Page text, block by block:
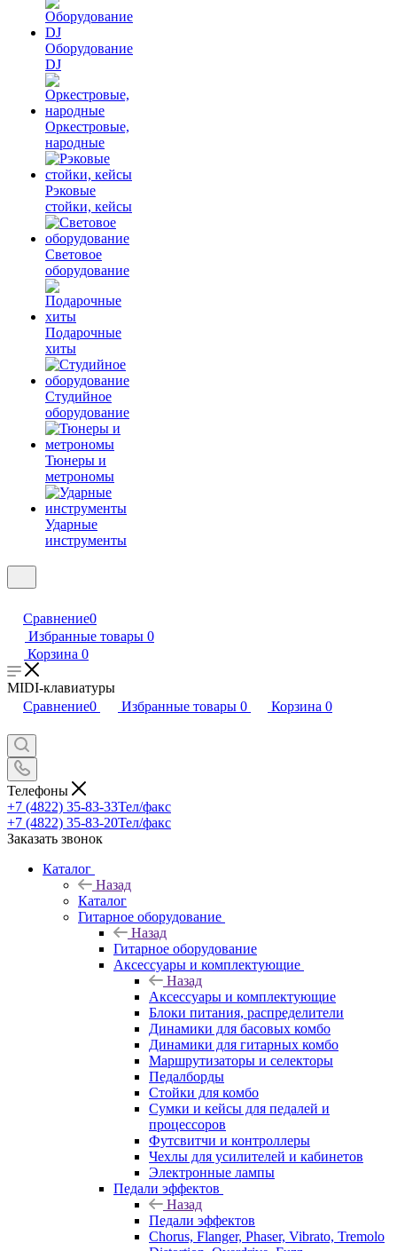
Оборудование
DJ
Оркестровые,
народные
Рэковые
стойки, кейсы
Световое
оборудование
Подарочные
хиты
Студийное
оборудование
Тюнеры и
метрономы
Ударные
инструменты
Сравнение0
Избранные товары 0
Корзина 0
MIDI-клавиатуры
Сравнение0 Избранные товары 0 Корзина 0
Телефоны
+7 (4822) 35-83-33Тел/факс
+7 (4822) 35-83-20Тел/факс
Заказать звонок
Каталог
Назад
Каталог
Гитарное оборудование
Назад
Гитарное оборудование
Аксессуары и комплектующие
Назад
Аксессуары и комплектующие
Блоки питания, распределители
Динамики для басовых комбо
Динамики для гитарных комбо
Маршрутизаторы и селекторы
Педалборды
Стойки для комбо
Сумки и кейсы для педалей и
процессоров
Футсвитчи и контроллеры
Чехлы для усилителей и кабинетов
Электронные лампы
Педали эффектов
Назад
Педали эффектов
Chorus, Flanger, Phaser, Vibrato, Tremolo